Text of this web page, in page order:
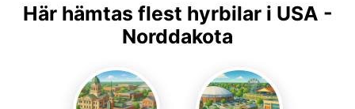
Här hämtas flest hyrbilar i USA -
Norddakota